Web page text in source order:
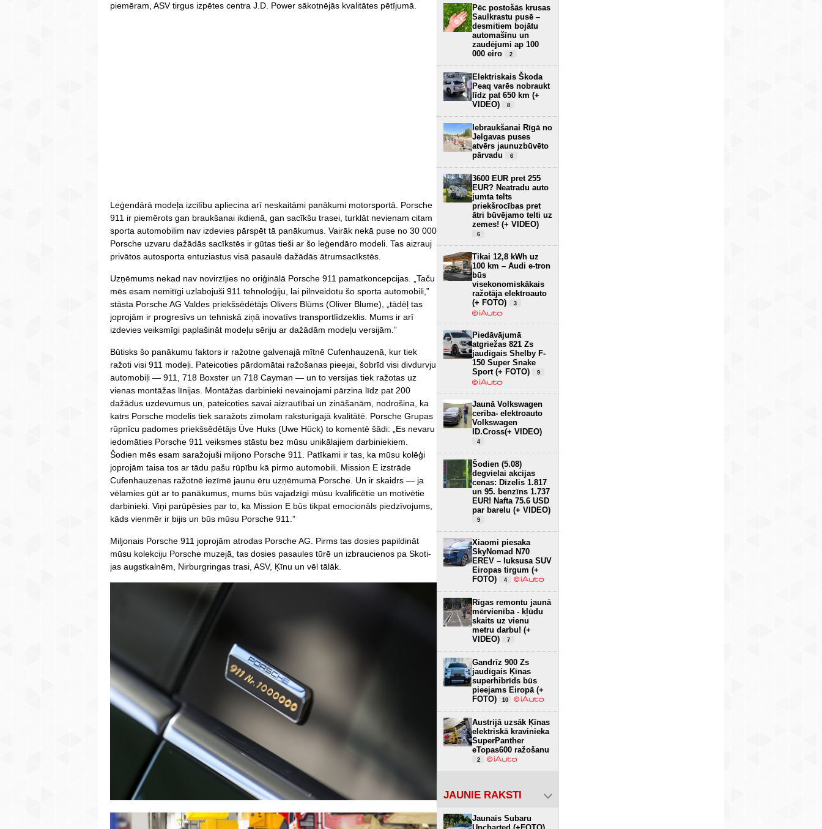
piemēram, ASV tirgus izpētes centra J.D. Power sākotnējās kvalitātes pētījumā.
Leģendārā modeļa izcilību apliecina arī neskaitāmi panākumi motorsportā. Porsche
911 ir piemērots gan braukšanai ikdienā, gan sacīkšu trasei, turklāt nevienam citam
sporta automobilim nav izdevies pārspēt tā panākumus. Vairāk nekā puse no 30 000
Porsche uzvaru dažādās sacīkstēs ir gūtas tieši ar šo leģendāro modeli. Tas aizrauj
privātos autosporta entuziastus visā pasaulē dažādās ātrumsacīkstēs.
Uzņēmums nekad nav novirzījies no oriģinālā Porsche 911 pamatkoncepcijas. „Taču
mēs esam nemitīgi uzlabojuši 911 tehnoloģiju, lai pilnveidotu šo sporta automobili,”
stāsta Porsche AG Valdes priekšsēdētājs Olivers Blūms (Oliver Blume), „tādēļ tas
joprojām ir progresīvs un tehniskā ziņā inovatīvs transportlīdzeklis. Mums ir arī
izdevies veiksmīgi paplašināt modeļu sēriju ar dažādām modeļu versijām.”
Būtisks šo panākumu faktors ir ražotne galvenajā mītnē Cufenhauzenā, kur tiek
ražoti visi 911 modeļi. Pateicoties pārdomātai ražošanas pieejai, šobrīd visi divdurvju
automobiļi — 911, 718 Boxster un 718 Cayman — un to versijas tiek ražotas uz
vienas montāžas līnijas. Montāžas darbinieki nevainojami pārzina līdz pat 200
dažādus uzdevumus un, pateicoties savai aizrautībai un zināšanām, nodrošina, ka
katrs Porsche modelis tiek saražots zīmolam raksturīgajā kvalitātē. Porsche Grupas
rūpnīcu padomes priekšsēdētājs Ūve Huks (Uwe Hück) to komentē šādi: „Es nevaru
iedomāties Porsche 911 veiksmes stāstu bez mūsu unikālajiem darbiniekiem.
Šodien mēs esam saražojuši miljono Porsche 911. Patīkami ir tas, ka mūsu kolēģi
joprojām taisa tos ar tādu pašu rūpību kā pirmo automobili. Mission E izstrāde
Cufenhauzenas ražotnē iezīmē jaunu ēru uzņēmumā Porsche. Un ir skaidrs — ja
vēlamies gūt ar to panākumus, mums būs vajadzīgi mūsu kvalificētie un motivētie
darbinieki. Viņi parūpēsies par to, ka Mission E būs tikpat emocionāls piedzīvojums,
kāds vienmēr ir bijis un būs mūsu Porsche 911.”
Miljonais Porsche 911 joprojām atrodas Porsche AG. Pirms tas dosies papildināt
mūsu kolekciju Porsche muzejā, tas dosies pasaules tūrē un izbraucienos pa Skoti-
jas augstkalnēm, Nirburgringas trasi, ASV, Ķīnu un vēl tālāk.
Pēc postošās krusas
Saulkrastu pusē –
desmitiem bojātu
automašīnu un
zaudējumi ap 100
000 eiro
2
Elektriskais Škoda
Peaq varēs nobraukt
līdz pat 650 km (+
VIDEO)
8
Iebraukšanai Rīgā no
Jelgavas puses
atvērs jaunuzbūvēto
pārvadu
6
3600 EUR pret 255
EUR? Neatradu auto
jumta telts
priekšrocības pret
ātri būvējamo telti uz
zemes! (+ VIDEO)
6
Tikai 12,8 kWh uz
100 km – Audi e-tron
būs
visekonomiskākais
ražotāja elektroauto
(+ FOTO)
3
Piedāvājumā
atgriežas 821 Zs
jaudīgais Shelby F-
150 Super Snake
Sport (+ FOTO)
9
Jaunā Volkswagen
cerība- elektroauto
Volkswagen
ID.Cross(+ VIDEO)
4
Šodien (5.08)
degvielai akcijas
cenas: Dīzelis 1.817
un 95. benzīns 1.737
EUR! Nafta 75.6 USD
par barelu (+ VIDEO)
9
Xiaomi piesaka
SkyNomad N70
EREV – luksusa SUV
Eiropas tirgum (+
FOTO)
4
Rīgas remontu jaunā
mērvienība - kļūdu
skaits uz vienu
metru darbu! (+
VIDEO)
7
Gandrīz 900 Zs
jaudīgais Ķīnas
superhibrīds būs
pieejams Eiropā (+
FOTO)
10
Austrijā uzsāk Ķīnas
elektriskā kravinieka
SuperPanther
eTopas600 ražošanu
2
JAUNIE RAKSTI
Jaunais Subaru